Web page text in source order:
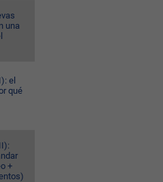
una
el
qué
+